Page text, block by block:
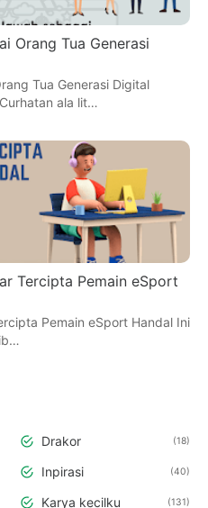
Orang Tua Generasi
Tua Generasi Digital
ala lit…
Tercipta Pemain eSport
Pemain eSport Handal Ini
Drakor 18
Inpirasi 40
Karya kecilku 131